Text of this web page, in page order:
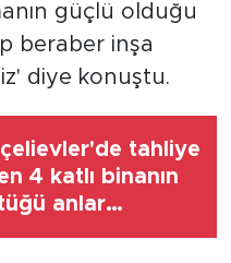
güçlü olduğu
beraber inşa
diye konuştu.
tahliye
4 katlı binanın
anlar